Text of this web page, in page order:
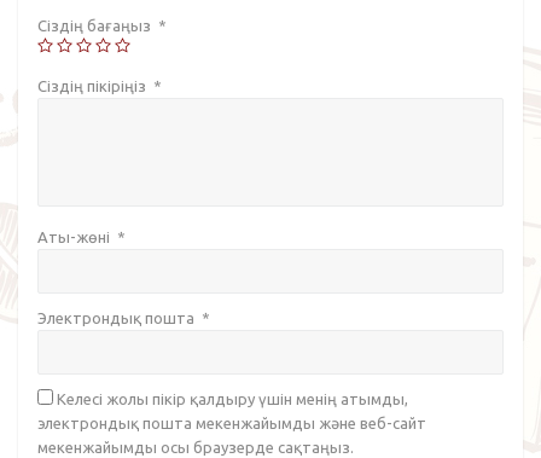
Сіздің бағаңыз *
Сіздің пікіріңіз *
Аты-жөні *
Электрондық пошта *
Келесі жолы пікір қалдыру үшін менің атымды,
электрондық пошта мекенжайымды және веб-сайт
мекенжайымды осы браузерде сақтаңыз.